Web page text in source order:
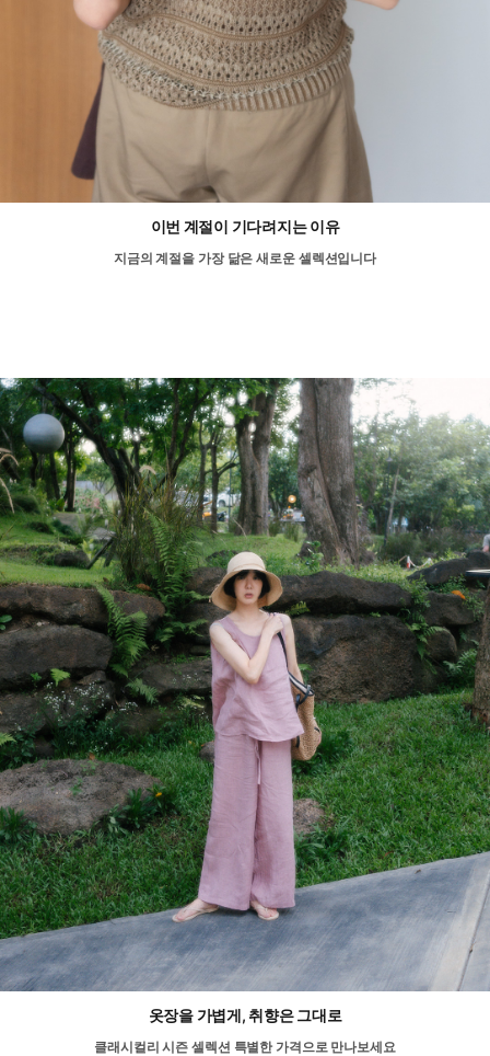
이번 계절이 기다려지는 이유
지금의 계절을 가장 닮은 새로운 셀렉션입니다
옷장을 가볍게, 취향은 그대로
클래시컬리 시즌 셀렉션 특별한 가격으로 만나보세요